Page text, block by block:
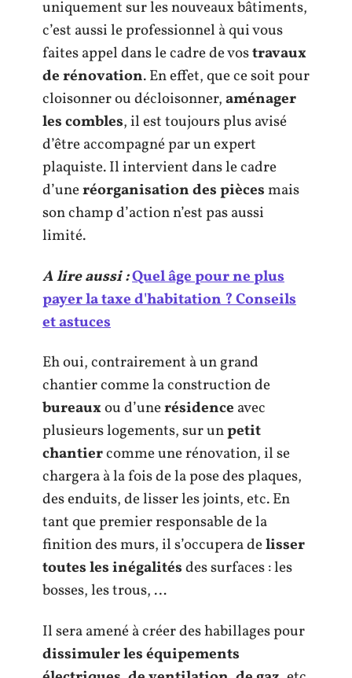
uniquement sur les nouveaux bâtiments,
c’est aussi le professionnel à qui vous
faites appel dans le cadre de vostravaux
de rénovation. En effet, que ce soit pour
cloisonner ou décloisonner,aménager
les combles, il est toujours plus avisé
d’être accompagné par un expert
plaquiste. Il intervient dans le cadre
d’uneréorganisation des piècesmais
son champ d’action n’est pas aussi
limité.
A lire aussi :Quel âge pour ne plus
payer la taxe d'habitation ? Conseils
et astuces
Eh oui, contrairement à un grand
chantier comme la construction de
bureauxou d’unerésidence avec
plusieurs logements, sur unpetit
chantiercomme une rénovation, il se
chargera à la fois de la pose des plaques,
des enduits, de lisser les joints, etc. En
tant que premier responsable de la
finition des murs, il s’occupera delisser
toutes les inégalitésdes surfaces : les
bosses, les trous, …
Il sera amené à créer des habillages pour
dissimuler leséquipements